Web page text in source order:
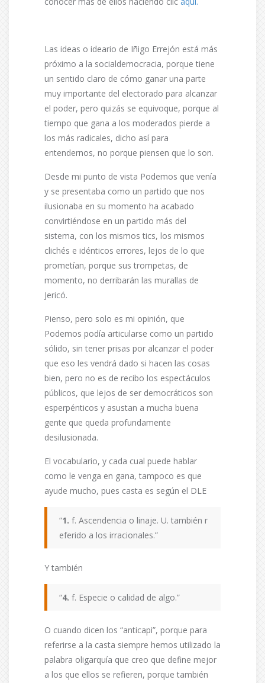
Las ideas o ideario de Iñigo Errejón está más
próximo a la socialdemocracia, porque tiene
un sentido claro de cómo ganar una parte
muy importante del electorado para alcanzar
el poder, pero quizás se equivoque, porque al
tiempo que gana a los moderados pierde a
los más radicales, dicho así para
entendernos, no porque piensen que lo son.
Desde mi punto de vista Podemos que venía
y se presentaba como un partido que nos
ilusionaba en su momento ha acabado
convirtiéndose en un partido más del
sistema, con los mismos tics, los mismos
clichés e idénticos errores, lejos de lo que
prometían, porque sus trompetas, de
momento, no derribarán las murallas de
Jericó.
Pienso, pero solo es mi opinión, que
Podemos podía articularse como un partido
sólido, sin tener prisas por alcanzar el poder
que eso les vendrá dado si hacen las cosas
bien, pero no es de recibo los espectáculos
públicos, que lejos de ser democráticos son
esperpénticos y asustan a mucha buena
gente que queda profundamente
desilusionada.
El vocabulario, y cada cual puede hablar
como le venga en gana, tampoco es que
ayude mucho, pues casta es según el DLE
“1. f. Ascendencia o linaje. U. también r
eferido a los irracionales.”
Y también
“4. f. Especie o calidad de algo.”
O cuando dicen los “anticapi”, porque para
referirse a la casta siempre hemos utilizado la
palabra oligarquía que creo que define mejor
a los que ellos se refieren, porque también